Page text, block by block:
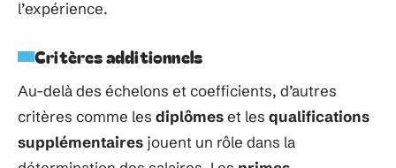
l’expérience.
Critères additionnels
Au-delà des échelons et coefficients, d’autres
critères comme les diplômeset les qualifications
supplémentaires jouent un rôle dans la